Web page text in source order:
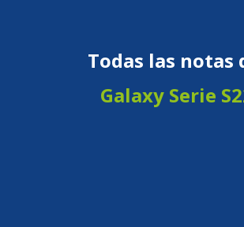
Todas las notas
Galaxy Serie